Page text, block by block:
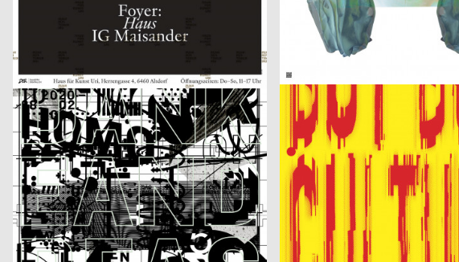
Danke Andreas
Balmer Hählen
Michel Domeisen, Emily Horrolt, Hannah Klarer CH
2025
Dario Argento, Filmpodium Zürich
Lewin Harnisch
Eat The Filthy Rich
Neue Gestaltung D
2025
Die unendliche Geschichte
H A N D
Der Sommer in Stuttgart 2025
Neue Gestaltung D
2025
Bezahlt wird nicht
Bureau Sandra Doeller
100 Jahre Neues Frankfurt